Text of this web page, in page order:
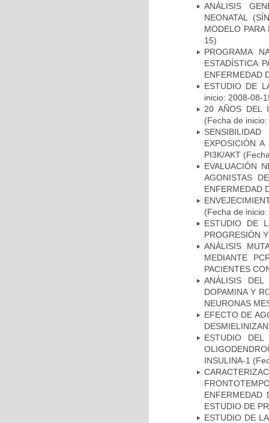
ANÁLISIS
NEONATAL
MODELO
15)
PROGRAMA
ESTADÍSTICA
ENFERMEDAD
ESTUDIO DE
inicio: 2008-08-
20 AÑOS DEL
(Fecha de
EXPOSICIÓN
PI3K/AKT
EVALUACIÓN
AGONISTAS
ENFERMEDAD
(Fecha de
ESTUDIO DE
PROGRESIÓN
ANÁLISIS
MEDIANTE
PACIENTES
ANÁLISIS
DOPAMINA Y
NEURONAS
EFECTO DE
ESTUDIO
INSULINA-1
ENFERMEDAD
ESTUDIO DE
ESTUDIO DE